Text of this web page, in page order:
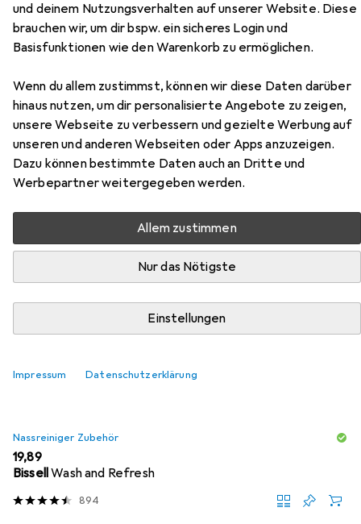
und deinem Nutzungsverhalten auf unserer Website. Diese
brauchen wir, um dir bspw. ein sicheres Login und
Basisfunktionen wie den Warenkorb zu ermöglichen.
Wenn du allem zustimmst, können wir diese Daten darüber
hinaus nutzen, um dir personalisierte Angebote zu zeigen,
unsere Webseite zu verbessern und gezielte Werbung auf
unseren und anderen Webseiten oder Apps anzuzeigen.
Dazu können bestimmte Daten auch an Dritte und
Werbepartner weitergegeben werden.
Allem zustimmen
Nur das Nötigste
Einstellungen
Impressum Datenschutzerklärung
EUR
245,–
Wecon Home Anna
Zubehör für Wecon Home Anna
Hier findest du passendes Zubehör zum Produkt Wecon
Home Anna aus den Kategorien Nassreiniger Zubehör und
Relevanz
Nassreiniger Zubehör
EUR
19,89
BissellWash and Refresh
894